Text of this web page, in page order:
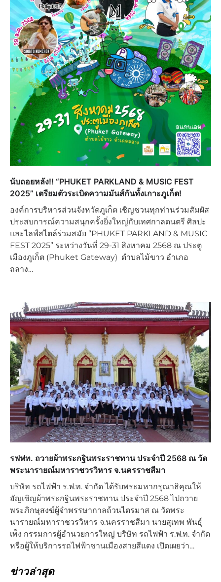
นับถอยหลัง!! “PHUKET PARKLAND & MUSIC FEST
2025” เตรียมตัวระเบิดความมันส์กันทั้งเกาะภูเก็ต!
องค์การบริหารส่วนจังหวัดภูเก็ต เชิญชวนทุกท่านร่วมสัมผัส
ประสบการณ์ความสนุกครั้งยิ่งใหญ่กับเทศกาลดนตรี ศิลปะ
และไลฟ์สไตล์ร่วมสมัย “PHUKET PARKLAND & MUSIC
FEST 2025” ระหว่างวันที่ 29-31 สิงหาคม 2568 ณ ประตู
เมืองภูเก็ต (Phuket Gateway) ตำบลไม้ขาว อำเภอ
ถลาง…
รฟฟท. ถวายผ้าพระกฐินพระราชทาน ประจำปี 2568 ณ วัด
พระนารายณ์มหาราชวรวิหาร จ.นครราชสีมา
บริษัท รถไฟฟ้า ร.ฟ.ท. จำกัด ได้รับพระมหากรุณาธิคุณให้
อัญเชิญผ้าพระกฐินพระราชทาน ประจำปี 2568 ไปถวาย
พระภิกษุสงฆ์ผู้จำพรรษากาลถ้วนไตรมาส ณ วัดพระ
นารายณ์มหาราชวรวิหาร จ.นครราชสีมา นายสุเทพ พันธุ์
เพ็ง กรรมการผู้อำนวยการใหญ่ บริษัท รถไฟฟ้า ร.ฟ.ท. จำกัด
หรือผู้ให้บริการรถไฟฟ้าชานเมืองสายสีแดง เปิดเผยว่า…
ข่าวล่าสุด